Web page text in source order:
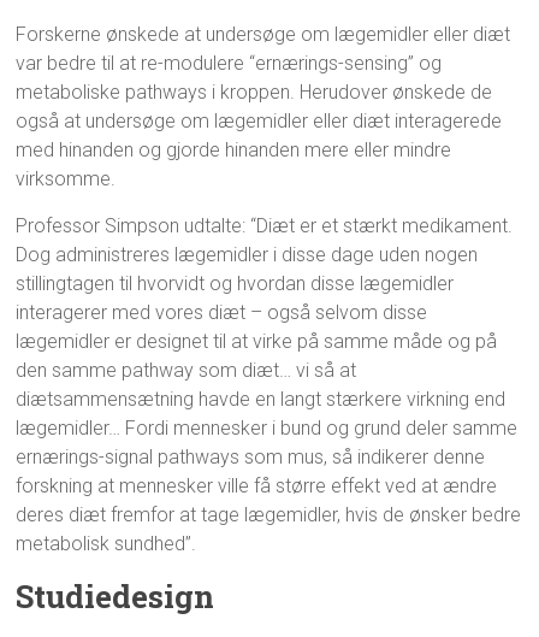
Forskerne ønskede at undersøge om lægemidler eller diæt
var bedre til at re-modulere “ernærings-sensing” og
metaboliske pathways i kroppen. Herudover ønskede de
også at undersøge om lægemidler eller diæt interagerede
med hinanden og gjorde hinanden mere eller mindre
virksomme.
Professor Simpson udtalte: “Diæt er et stærkt medikament.
Dog administreres lægemidler i disse dage uden nogen
stillingtagen til hvorvidt og hvordan disse lægemidler
interagerer med vores diæt – også selvom disse
lægemidler er designet til at virke på samme måde og på
den samme pathway som diæt… vi så at
diætsammensætning havde en langt stærkere virkning end
lægemidler… Fordi mennesker i bund og grund deler samme
ernærings-signal pathways som mus, så indikerer denne
forskning at mennesker ville få større effekt ved at ændre
deres diæt fremfor at tage lægemidler, hvis de ønsker bedre
metabolisk sundhed”.
Studiedesign